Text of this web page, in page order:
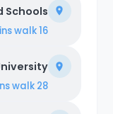
Schools
16 mins
walk
28 mins
walk